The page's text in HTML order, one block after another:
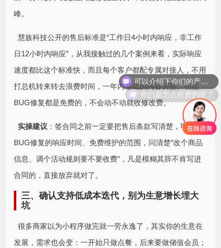
峰。
慧族科技公开的售后标准是“工作日4小时内响应，非工作
日12小时内响应”，从我接触过的几个案例来看，实际响应
速度都比这个标准快，而且每个客户都配专属对接人，不用
打总机转来转去浪费时间，一年内基础的内容调整、功能
BUG修复都是免费的，不会动不动就收修改费。
实操建议 ：签合同之前一定要把售后条款写清楚，明确
BUG修复的响应时间、免费维护的范围，问清楚“改个商品
信息、调个活动规则要不要收费”，凡是模糊其辞不肯写进
合同的，直接放弃就对了。
三、确认支持低成本迭代，别为生意增长埋大
坑
很多商家以为小程序做完就一劳永逸了，其实你的生意在
发展，需求也会变：一开始只做点餐，后来要做储值会员；
可以介绍下你们的产品么？
你们是怎么收费的呢？